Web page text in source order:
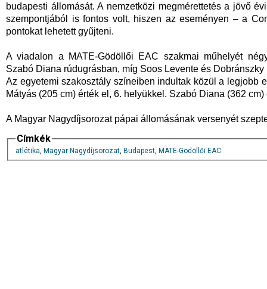
budapesti állomását. A nemzetközi megmérettetés a jövő
szempontjából is fontos volt, hiszen az eseményen – a
pontokat lehetett gyűjteni.
A viadalon a MATE-Gödöllői EAC szakmai műhelyét
Szabó Diana rúdugrásban, míg Soos Levente és
Az egyetemi szakosztály színeiben indultak közül a legjobb
Mátyás (205 cm) érték el, 6. helyükkel. Szabó Diana (362
A Magyar Nagydíjsorozat pápai állomásának versenyét
Címkék
atlétika, Magyar Nagydíjsorozat, Budapest, MATE-Gödöllői EAC